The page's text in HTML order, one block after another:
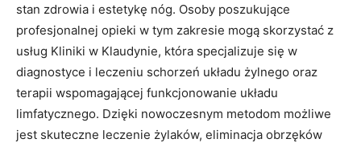
stan zdrowia i estetykę nóg. Osoby poszukujące
profesjonalnej opieki w tym zakresie mogą skorzystać z
usług Kliniki w Klaudynie, która specjalizuje się w
diagnostyce i leczeniu schorzeń układu żylnego oraz
terapii wspomagającej funkcjonowanie układu
limfatycznego. Dzięki nowoczesnym metodom możliwe
jest skuteczne leczenie żylaków, eliminacja obrzęków